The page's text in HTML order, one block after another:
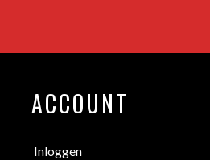
ACCOUNT
Inloggen